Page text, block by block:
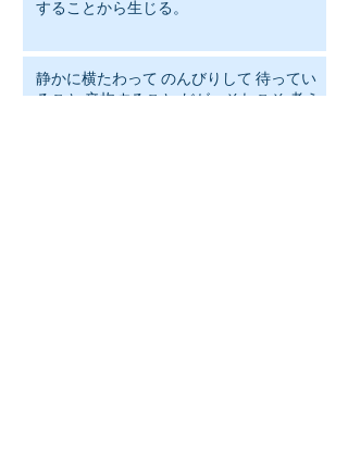
することから生じる。
静かに横たわって のんびりして 待ってい
ること 辛抱すること だが、それこそ 考え